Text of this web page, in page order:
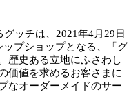
ッチは、2021年4月29日
プショップとなる、「グ
歴史ある立地にふさわし
価値を求めるお客さまに
なオーダーメイドのサー